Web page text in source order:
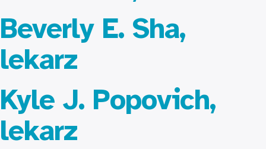
Beverly E. Sha,
lekarz
Kyle J. Popovich,
lekarz